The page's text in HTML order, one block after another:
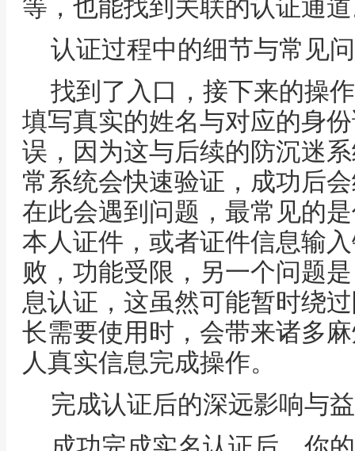
等，也能找到关联的认证通
认证过程中的细节与常见
找到了入口，接下来的操
填写真实的姓名与对应的身
误，因为这与后续的防沉迷
常系统会快速验证，成功后
在此会遇到问题，最常见的
本人证件，或者证件信息输
败，功能受限，另一个问题
息认证，这虽然可能暂时绕
长需要使用时，会带来诸多
人真实信息完成操作。
完成认证后的深远影响与